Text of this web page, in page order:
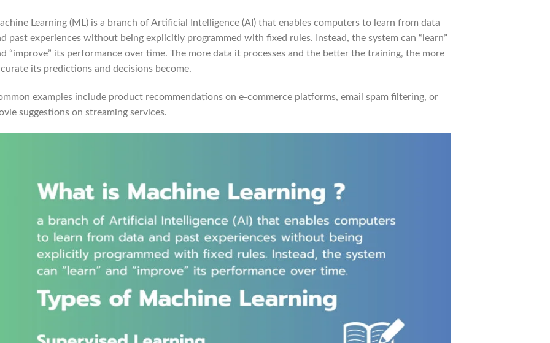
Learning (ML) is a branch of Artificial Intelligence (AI) that enables computers to learn from data
past experiences without being explicitly programmed with fixed rules. Instead, the system can “learn”
“improve” its performance over time. The more data it processes and the better the training, the more
its predictions and decisions become.
examples include product recommendations on e-commerce platforms, email spam filtering, or
suggestions on streaming services.